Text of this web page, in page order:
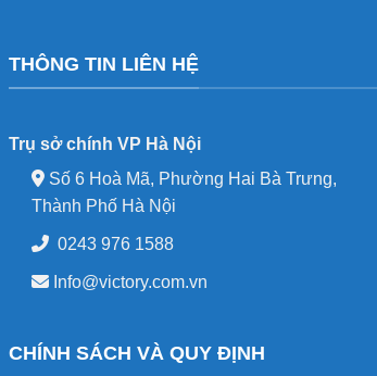
THÔNG TIN LIÊN HỆ
Trụ sở chính VP Hà Nội
Số 6 Hoà Mã, Phường Hai Bà Trưng,
Thành Phố Hà Nội
0243 976 1588
Info@victory.com.vn
CHÍNH SÁCH VÀ QUY ĐỊNH